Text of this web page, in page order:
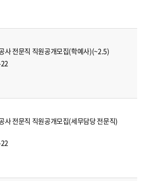
사 전문직 직원공개모집(학예사)(~2.5)
사 전문직 직원공개모집(세무담당 전문직)